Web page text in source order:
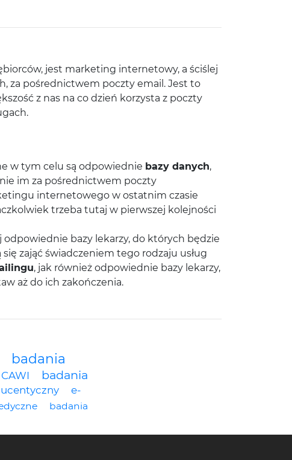
jest marketing internetowy, a ściślej
za pośrednictwem poczty email. Jest to
z nas na co dzień korzysta z poczty
w tym celu są odpowiednie bazy danych,
im za pośrednictwem poczty
internetowego w ostatnim czasie
trzeba tutaj w pierwszej kolejności
bazy lekarzy, do których będzie
zająć świadczeniem tego rodzaju usług
, jak również odpowiednie bazy lekarzy,
aż do ich zakończenia.
badania
CAWI
badania
e-
badania